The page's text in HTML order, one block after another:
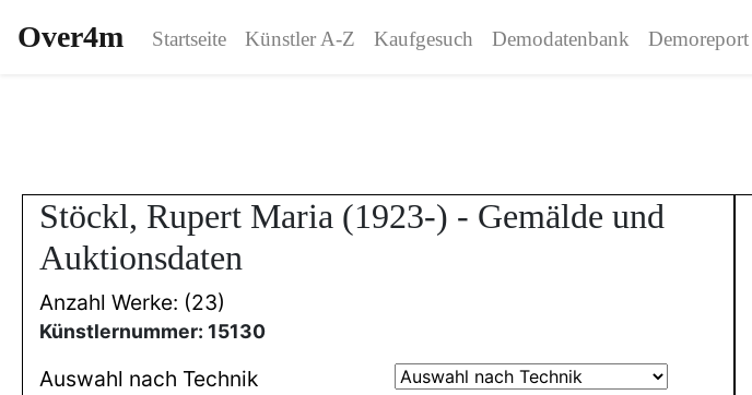
Over4m Startseite Künstler A-Z Kaufgesuch Demodatenbank Demoreport
Stöckl, Rupert Maria (1923-) - Gemälde und
Auktionsdaten
Anzahl Werke: (23)
Künstlernummer: 15130
Auswahl nach Technik